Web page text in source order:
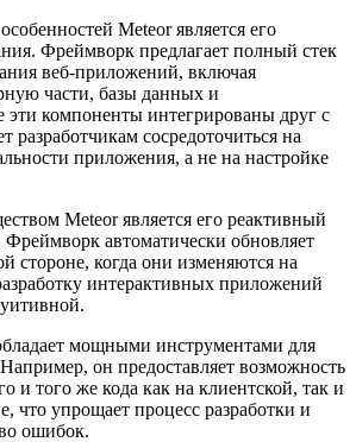
Meteor является его
Фреймворк предлагает полный стек
веб-приложений, включая
части, базы данных и
компоненты интегрированы друг с
разработчикам сосредоточиться на
приложения, а не на настройке
Meteor является его реактивный
Фреймворк автоматически обновляет
стороне, когда они изменяются на
интерактивных приложений
мощными инструментами для
он предоставляет возможность
и того же кода как на клиентской, так и
что упрощает процесс разработки и
ошибок.